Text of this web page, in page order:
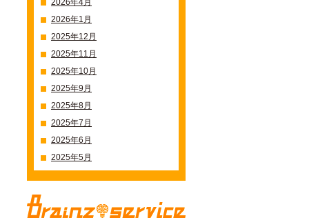
2026年4月
2026年1月
2025年12月
2025年11月
2025年10月
2025年9月
2025年8月
2025年7月
2025年6月
2025年5月